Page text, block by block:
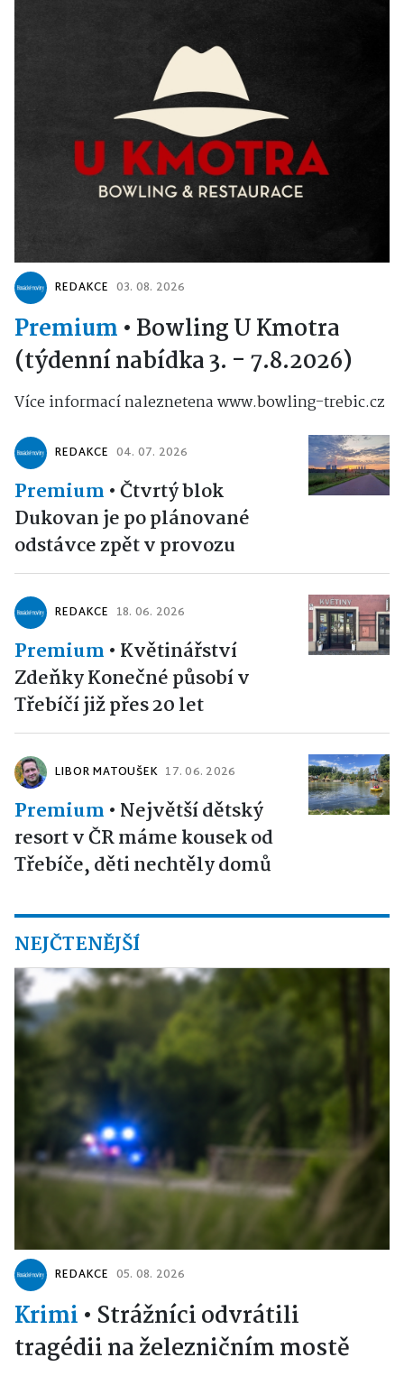
REDAKCE 03. 08. 2026
Premium • Bowling U Kmotra
(týdenní nabídka 3. - 7.8.2026)
Více informací naleznetena www.bowling-trebic.cz
REDAKCE 04. 07. 2026
Premium •Čtvrtý blok
Dukovan je po plánované
odstávce zpět v provozu
REDAKCE 18. 06. 2026
Premium • Květinářství
Zdeňky Konečné působí v
Třebíčí již přes 20 let
LIBOR MATOUŠEK 17. 06. 2026
Premium • Největší dětský
resort v ČR máme kousek od
Třebíče, děti nechtěly domů
NEJČTENĚJŠÍ
REDAKCE 05. 08. 2026
Krimi • Strážníci odvrátili
tragédii na železničním mostě